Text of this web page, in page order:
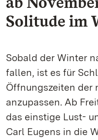
Solitude im
Sobald der Winter
fallen, ist es für
Öffnungszeiten der
anzupassen. Ab
das einstige Lust-
Carl Eugens in die